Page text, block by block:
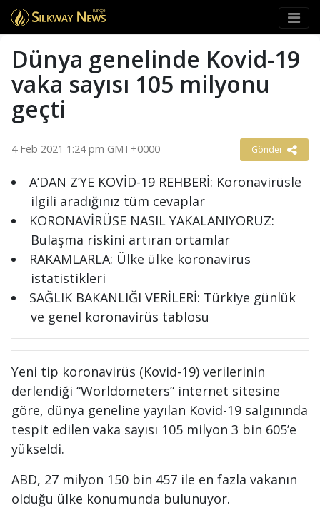
Türkçe
Dünya genelinde Kovid-19
vaka sayısı 105 milyonu
geçti
4 Feb 2021 1:24 pm GMT+0000 Gönder
A’DAN Z’YE KOVİD-19 REHBERİ: Koronavirüsle
ilgili aradığınız tüm cevaplar
KORONAVİRÜSE NASIL YAKALANIYORUZ:
Bulaşma riskini artıran ortamlar
RAKAMLARLA: Ülke ülke koronavirüs
istatistikleri
SAĞLIK BAKANLIĞI VERİLERİ: Türkiye günlük
ve genel koronavirüs tablosu
Yeni tip koronavirüs (Kovid-19) verilerinin
derlendiği “Worldometers” internet sitesine
göre, dünya geneline yayılan Kovid-19 salgınında
tespit edilen vaka sayısı 105 milyon 3 bin 605’e
yükseldi.
ABD, 27 milyon 150 bin 457 ile en fazla vakanın
olduğu ülke konumunda bulunuyor.